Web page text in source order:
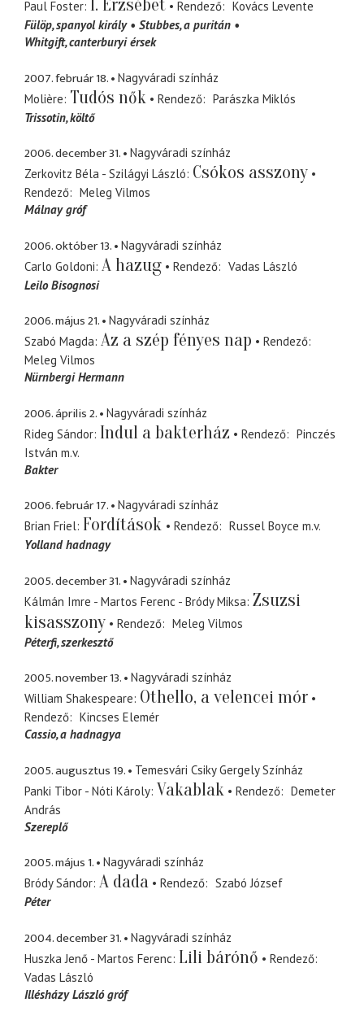
Paul Foster I. Erzsébet Rendező
Kovács Levente
Fülöp spanyol király Stubbes a puritán
Whitgift canterburyi érsek
2007. február 18.
Nagyváradi színház
Molière Tudós nők Rendező
Parászka Miklós
Trissotin költő
2006. december 31.
Nagyváradi színház
Zerkovitz Béla - Szilágyi László Csókos asszony
Rendező
Meleg Vilmos
Málnay gróf
2006. október 13.
Nagyváradi színház
Carlo Goldoni A hazug Rendező
Vadas László
Leilo Bisognosi
2006. május 21.
Nagyváradi színház
Szabó Magda Az a szép fényes nap
Rendező
Meleg Vilmos
Nürnbergi Hermann
2006. április 2.
Nagyváradi színház
Rideg Sándor Indul a bakterház Rendező
Pinczés
István m.v.
Bakter
2006. február 17.
Nagyváradi színház
Brian Friel Fordítások Rendező Russel Boyce m.v.
Yolland hadnagy
2005. december 31.
Nagyváradi színház
Kálmán Imre - Martos Ferenc - Bródy Miksa Zsuzsi
kisasszony
Rendező
Meleg Vilmos
Péterfi szerkesztő
2005. november 13.
Nagyváradi színház
William Shakespeare Othello, a velencei mór
Rendező
Kincses Elemér
Cassio a hadnagya
2005. augusztus 19.
Temesvári Csiky Gergely Színház
Panki Tibor - Nóti Károly Vakablak Rendező
Demeter
András
Szereplő
2005. május 1.
Nagyváradi színház
Bródy Sándor A dada Rendező
Szabó József
Péter
2004. december 31.
Nagyváradi színház
Huszka Jenő - Martos Ferenc Lili bárónő
Rendező
Vadas László
Illésházy László gróf